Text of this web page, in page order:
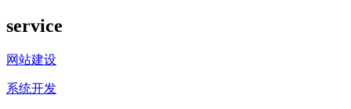
service
网站建设
系统开发